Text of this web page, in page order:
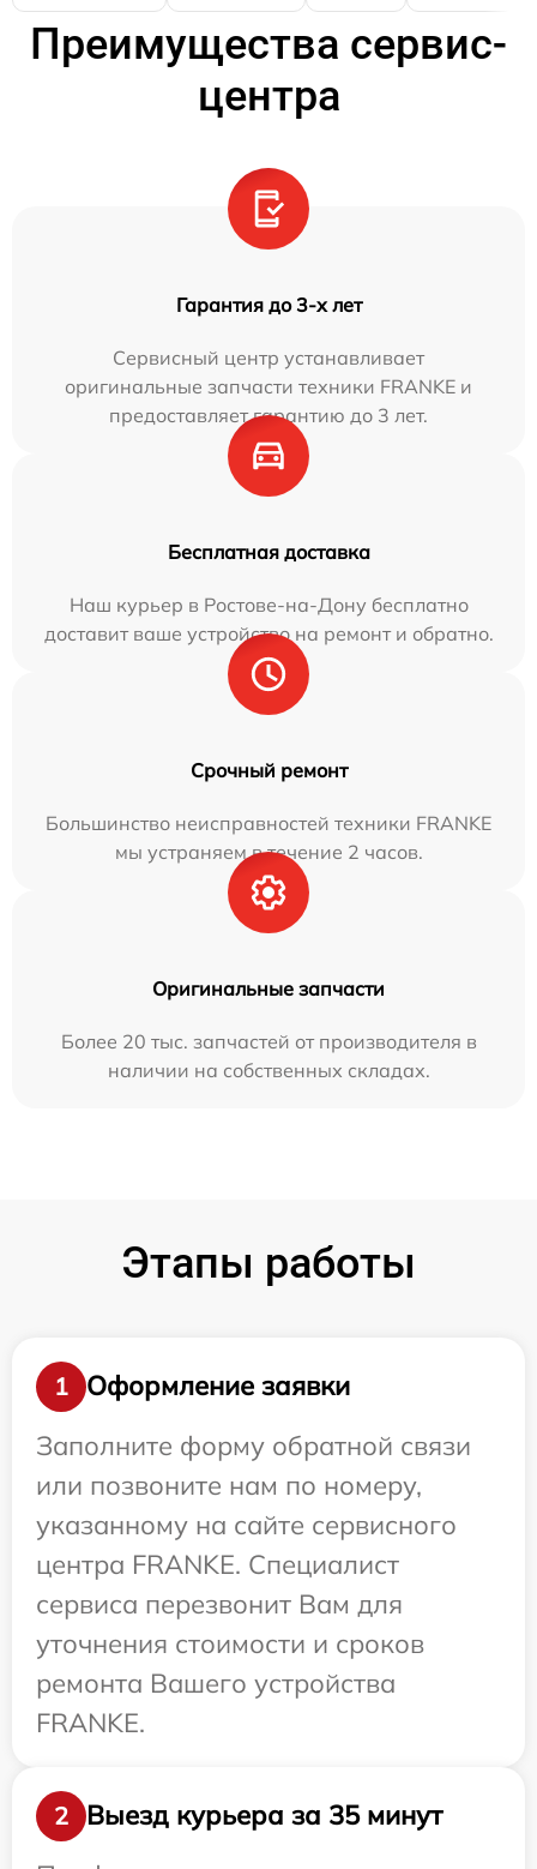
Преимущества сервис-
центра
Гарантия до 3-х лет
Сервисный центр устанавливает
оригинальные запчасти техники FRANKE и
предоставляет гарантию до 3 лет.
Бесплатная доставка
Наш курьер в Ростове-на-Дону бесплатно
доставит ваше устройство на ремонт и обратно.
Срочный ремонт
Большинство неисправностей техники FRANKE
мы устраняем в течение 2 часов.
Оригинальные запчасти
Более 20 тыс. запчастей от производителя в
наличии на собственных складах.
Этапы работы
1
Оформление заявки
Заполните форму обратной связи
или позвоните нам по номеру,
указанному на сайте сервисного
центра FRANKE. Специалист
сервиса перезвонит Вам для
уточнения стоимости и сроков
ремонта Вашего устройства
FRANKE.
2
Выезд курьера за 35 минут